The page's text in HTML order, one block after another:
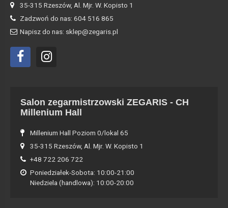
35-315 Rzeszów, Al. Mjr. W. Kopisto 1
Zadzwoń do nas: 604 516 865
Napisz do nas: sklep@zegaris.pl
Salon zegarmistrzowski ZEGARIS - CH
Millenium Hall
Millenium Hall Poziom 0/lokal 65
35-315 Rzeszów, Al. Mjr. W. Kopisto 1
+48 722 206 722
Poniedziałek-Sobota: 10:00-21:00
Niedziela (handlowa): 10:00-20:00